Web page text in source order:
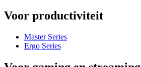
Voor productiviteit
Master Series
Ergo Series